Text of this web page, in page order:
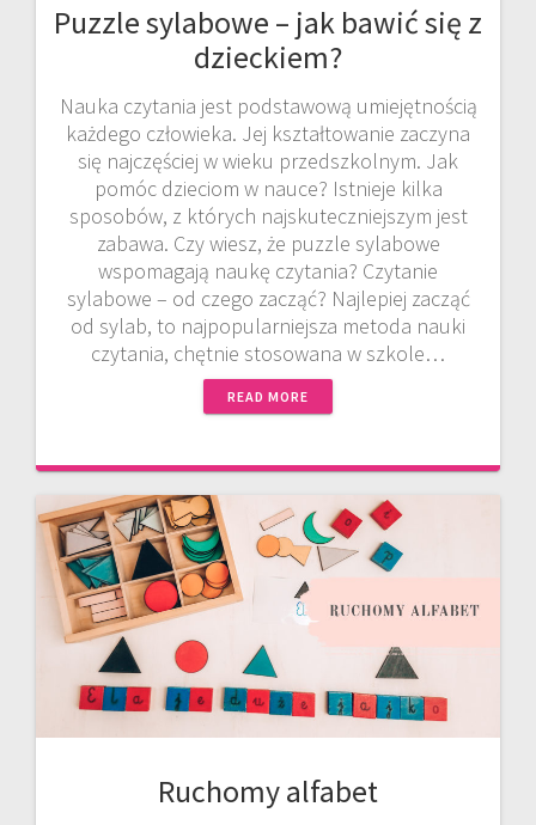
Puzzle sylabowe – jak bawić się z
dzieckiem?
Nauka czytania jest podstawową umiejętnością
każdego człowieka. Jej kształtowanie zaczyna
się najczęściej w wieku przedszkolnym. Jak
pomóc dzieciom w nauce? Istnieje kilka
sposobów, z których najskuteczniejszym jest
zabawa. Czy wiesz, że puzzle sylabowe
wspomagają naukę czytania? Czytanie
sylabowe – od czego zacząć? Najlepiej zacząć
od sylab, to najpopularniejsza metoda nauki
czytania, chętnie stosowana w szkole…
READ MORE
Ruchomy alfabet